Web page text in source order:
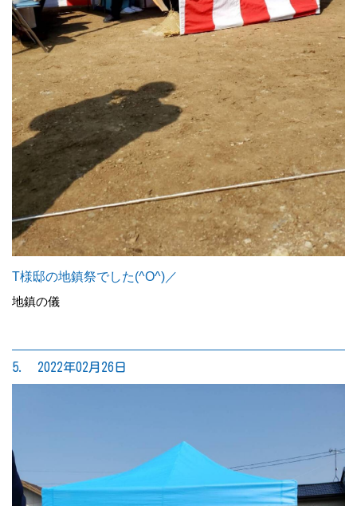
T様邸の地鎮祭でした(^O^)／
地鎮の儀
5. 2022年02月26日